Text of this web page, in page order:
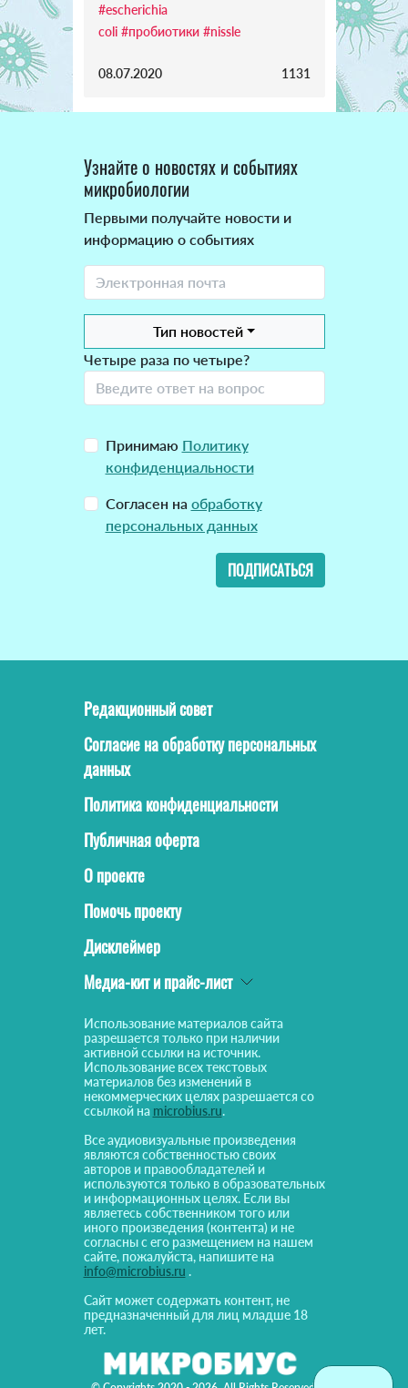
#escherichia
coli #пробиотики #nissle
08.07.2020 1131
Узнайте о новостях и событиях
микробиологии
Первыми получайте новости и
информацию о событиях
Тип новостей
Четыре раза по четыре?
Принимаю Политику
конфиденциальности
Согласен на обработку
персональных данных
ПОДПИСАТЬСЯ
Редакционный совет
Согласие на обработку персональных
данных
Политика конфиденциальности
Публичная оферта
О проекте
Помочь проекту
Дисклеймер
Медиа-кит и прайс-лист
Использование материалов сайта
разрешается только при наличии
активной ссылки на источник.
Использование всех текстовых
материалов без изменений в
некоммерческих целях разрешается со
ссылкой на microbius.ru.
Все аудиовизуальные произведения
являются собственностью своих
авторов и правообладателей и
используются только в образовательных
и информационных целях. Если вы
являетесь собственником того или
иного произведения (контента) и не
согласны с его размещением на нашем
сайте, пожалуйста, напишите на
info@microbius.ru .
Сайт может содержать контент, не
предназначенный для лиц младше 18
лет.